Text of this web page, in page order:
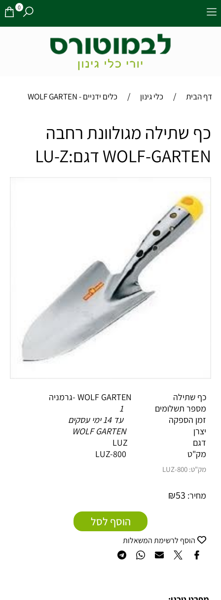
0
דף הבית / כלי גינון / כלים ידניים - WOLF GARTEN
כף שתילה מגולוונת רחבה
WOLF-GARTEN דגם:LU-Z
כף שתילה WOLF GARTEN -גרמניה
מספר תשלומים 1
זמן הספקהעד 14 ימי עסקים
יצרןWOLF GARTEN
דגם LUZ
מק"ט
מק"ט: 800-LUZ
מחיר: ₪53
הוסף לסל
הוסף לרשימת המשאלות